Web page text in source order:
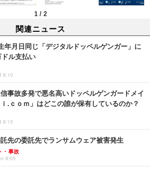
1 / 2
関連ニュース
年月日同じ「デジタルドッペルゲンガー」に
ル支払い
8:10
事故多発で悪名高いドッペルゲンガードメイ
.ｃｏｍ」はどこの誰が保有しているのか？
8:15
先の委託先でランサムウェア被害発生
・事故
8:05